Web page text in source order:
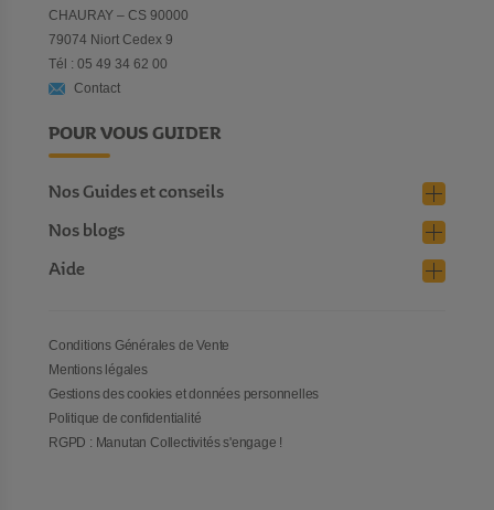
CHAURAY – CS 90000
79074 Niort Cedex 9
Tél : 05 49 34 62 00
Contact
POUR VOUS GUIDER
Nos Guides et conseils
Nos blogs
Aide
Conditions Générales de Vente
Mentions légales
Gestions des cookies et données personnelles
Politique de confidentialité
RGPD : Manutan Collectivités s'engage !